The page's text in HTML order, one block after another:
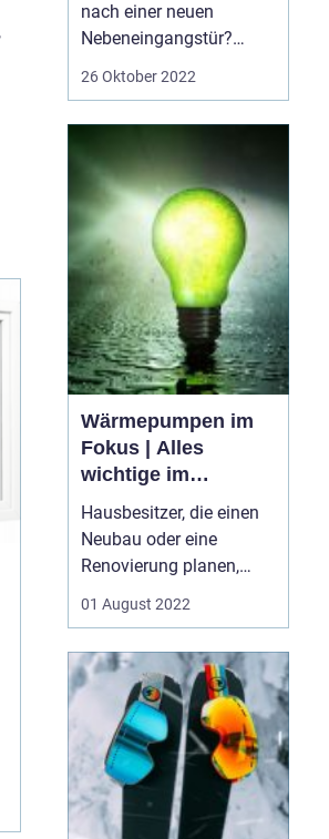
nach einer neuen
Nebeneingangstür?
Wenn ja, fragen Sie sich
sollten. In diesem
Blogbeitrag geben wir
Ihnen einen Überblick
über die verschiedenen
Arten von Nebenein...
26 Oktober 2022
Wärmepumpen im
Fokus | Alles
wichtige im
Überblick
Hausbesitzer, die einen
Neubau oder eine
Renovierung planen,
Entscheidung, welche Art
wünschen. In vielen
Fällen entscheiden sie
sich dafür, völlig
unabhängig von fossilen
Brennstoffen wie Öl, Gas
oder Kohle zu s...
01 August 2022